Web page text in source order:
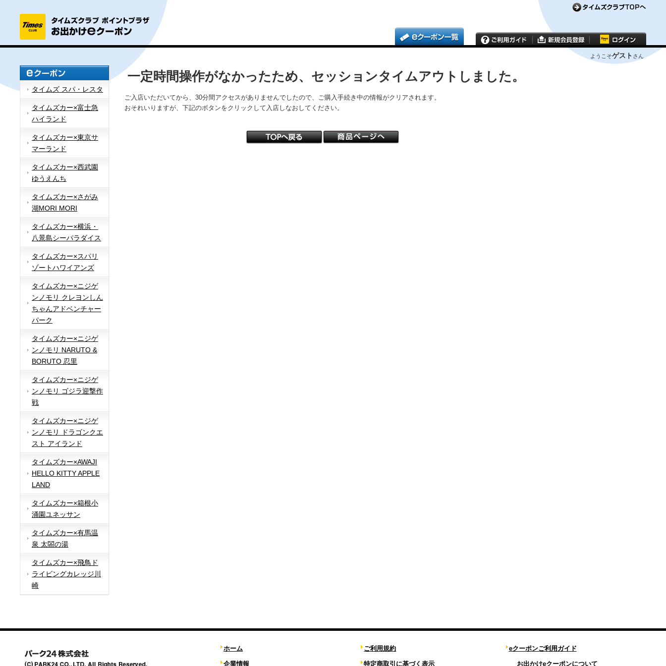
ようこそゲスト さん
タイムズ スパ・レスタ
タイムズカー×富士急
ハイランド
タイムズカー×東京サ
マーランド
タイムズカー×西武園
ゆうえんち
タイムズカー×さがみ
湖MORI MORI
タイムズカー×横浜・
八景島シーパラダイス
タイムズカー×スパリ
ゾートハワイアンズ
タイムズカー×ニジゲ
ンノモリ クレヨンしん
ちゃんアドベンチャー
パーク
タイムズカー×ニジゲ
ンノモリ NARUTO &
BORUTO 忍里
タイムズカー×ニジゲ
ンノモリ ゴジラ迎撃作
戦
タイムズカー×ニジゲ
ンノモリ ドラゴンクエ
スト アイランド
タイムズカー×AWAJI
HELLO KITTY APPLE
LAND
タイムズカー×箱根小
涌園ユネッサン
タイムズカー×有馬温
泉 太閤の湯
タイムズカー×飛鳥ド
ライビングカレッジ川
崎
一定時間操作がなかったため、セッションタイムアウトしました。
ご入店いただいてから、30分間アクセスがありませんでしたので、ご購入手続き中の情報がクリアされます。
おそれいりますが、下記のボタンをクリックして入店しなおしてください。
ホーム
企業情報
ご利用規約
特定商取引に基づく表示
eクーポンご利用ガイド
お出かけeクーポンについて